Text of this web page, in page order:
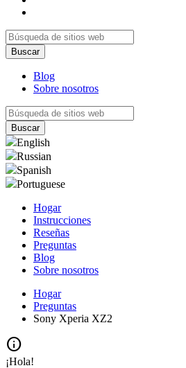
Blog
Sobre nosotros
English
Russian
Spanish
Portuguese
Hogar
Instrucciones
Reseñas
Preguntas
Blog
Sobre nosotros
Hogar
Preguntas
Sony Xperia XZ2
info
¡Hola!